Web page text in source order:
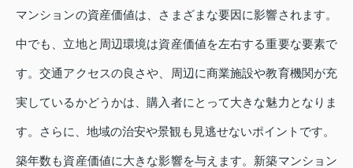
マンションの資産価値は、さまざまな要因に影響されます。
中でも、立地と周辺環境は資産価値を左右する重要な要素で
す。交通アクセスの良さや、周辺に商業施設や教育機関が充
実しているかどうかは、購入者にとって大きな魅力となりま
す。さらに、地域の治安や景観も見逃せないポイントです。
築年数も資産価値に大きな影響を与えます。新築マンション